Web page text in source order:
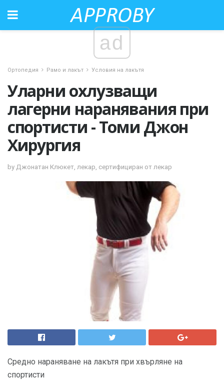
ad
Ортопедия Рамо и лакът Условия на лакътя
Уларни охлузващи
лагерни наранявания при
спортисти - Томи Джон
Хирургия
by Джонатан Клюкет, лекар, сертифициран от лекар
Средно нараняване на лакътя при хвърляне на
спортисти